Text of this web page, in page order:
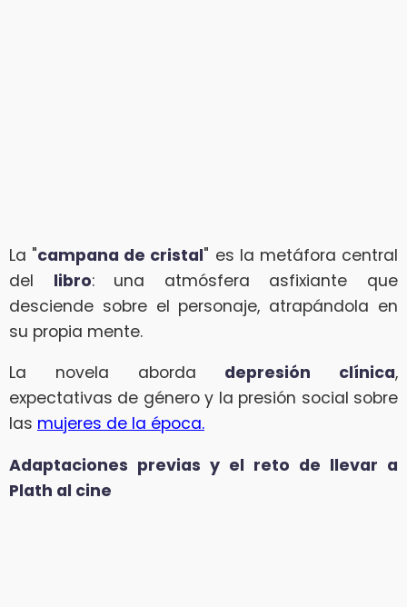
La "campana de cristal" es la metáfora central
del libro: una atmósfera asfixiante que
desciende sobre el personaje, atrapándola en
su propia mente.
La novela aborda depresión clínica,
expectativas de género y la presión social sobre
las mujeres de la época.
Adaptaciones previas y el reto de llevar a
Plath al cine